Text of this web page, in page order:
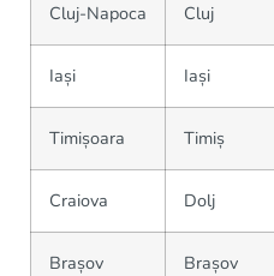
Cluj-Napoca Cluj
Iași Iași
Timișoara Timiș
Craiova Dolj
Brașov Brașov